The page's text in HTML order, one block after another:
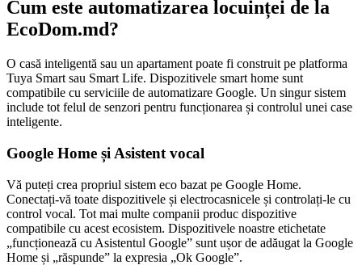
Cum este automatizarea locuinței de la
EcoDom.md?
O casă inteligentă sau un apartament poate fi construit pe platforma
Tuya Smart sau Smart Life. Dispozitivele smart home sunt
compatibile cu serviciile de automatizare Google. Un singur sistem
include tot felul de senzori pentru funcționarea și controlul unei case
inteligente.
Google Home și Asistent vocal
Vă puteți crea propriul sistem eco bazat pe Google Home.
Conectați-vă toate dispozitivele și electrocasnicele și controlați-le cu
control vocal. Tot mai multe companii produc dispozitive
compatibile cu acest ecosistem. Dispozitivele noastre etichetate
„funcționează cu Asistentul Google” sunt ușor de adăugat la Google
Home și „răspunde” la expresia „Ok Google”.